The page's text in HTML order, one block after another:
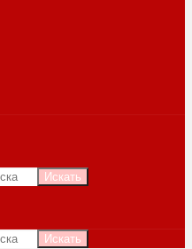
Искать
Искать